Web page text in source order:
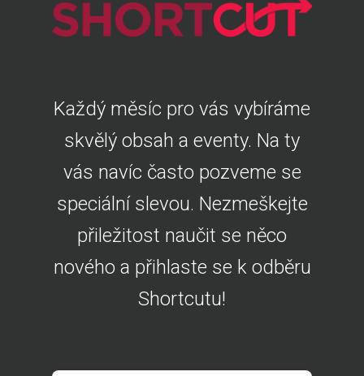
Každý měsíc pro vás vybíráme
skvělý obsah a eventy. Na ty
vás navíc často pozveme se
speciální slevou. Nezmeškejte
přiležitost naučit se něco
nového a přihlaste se k odběru
Shortcutu!